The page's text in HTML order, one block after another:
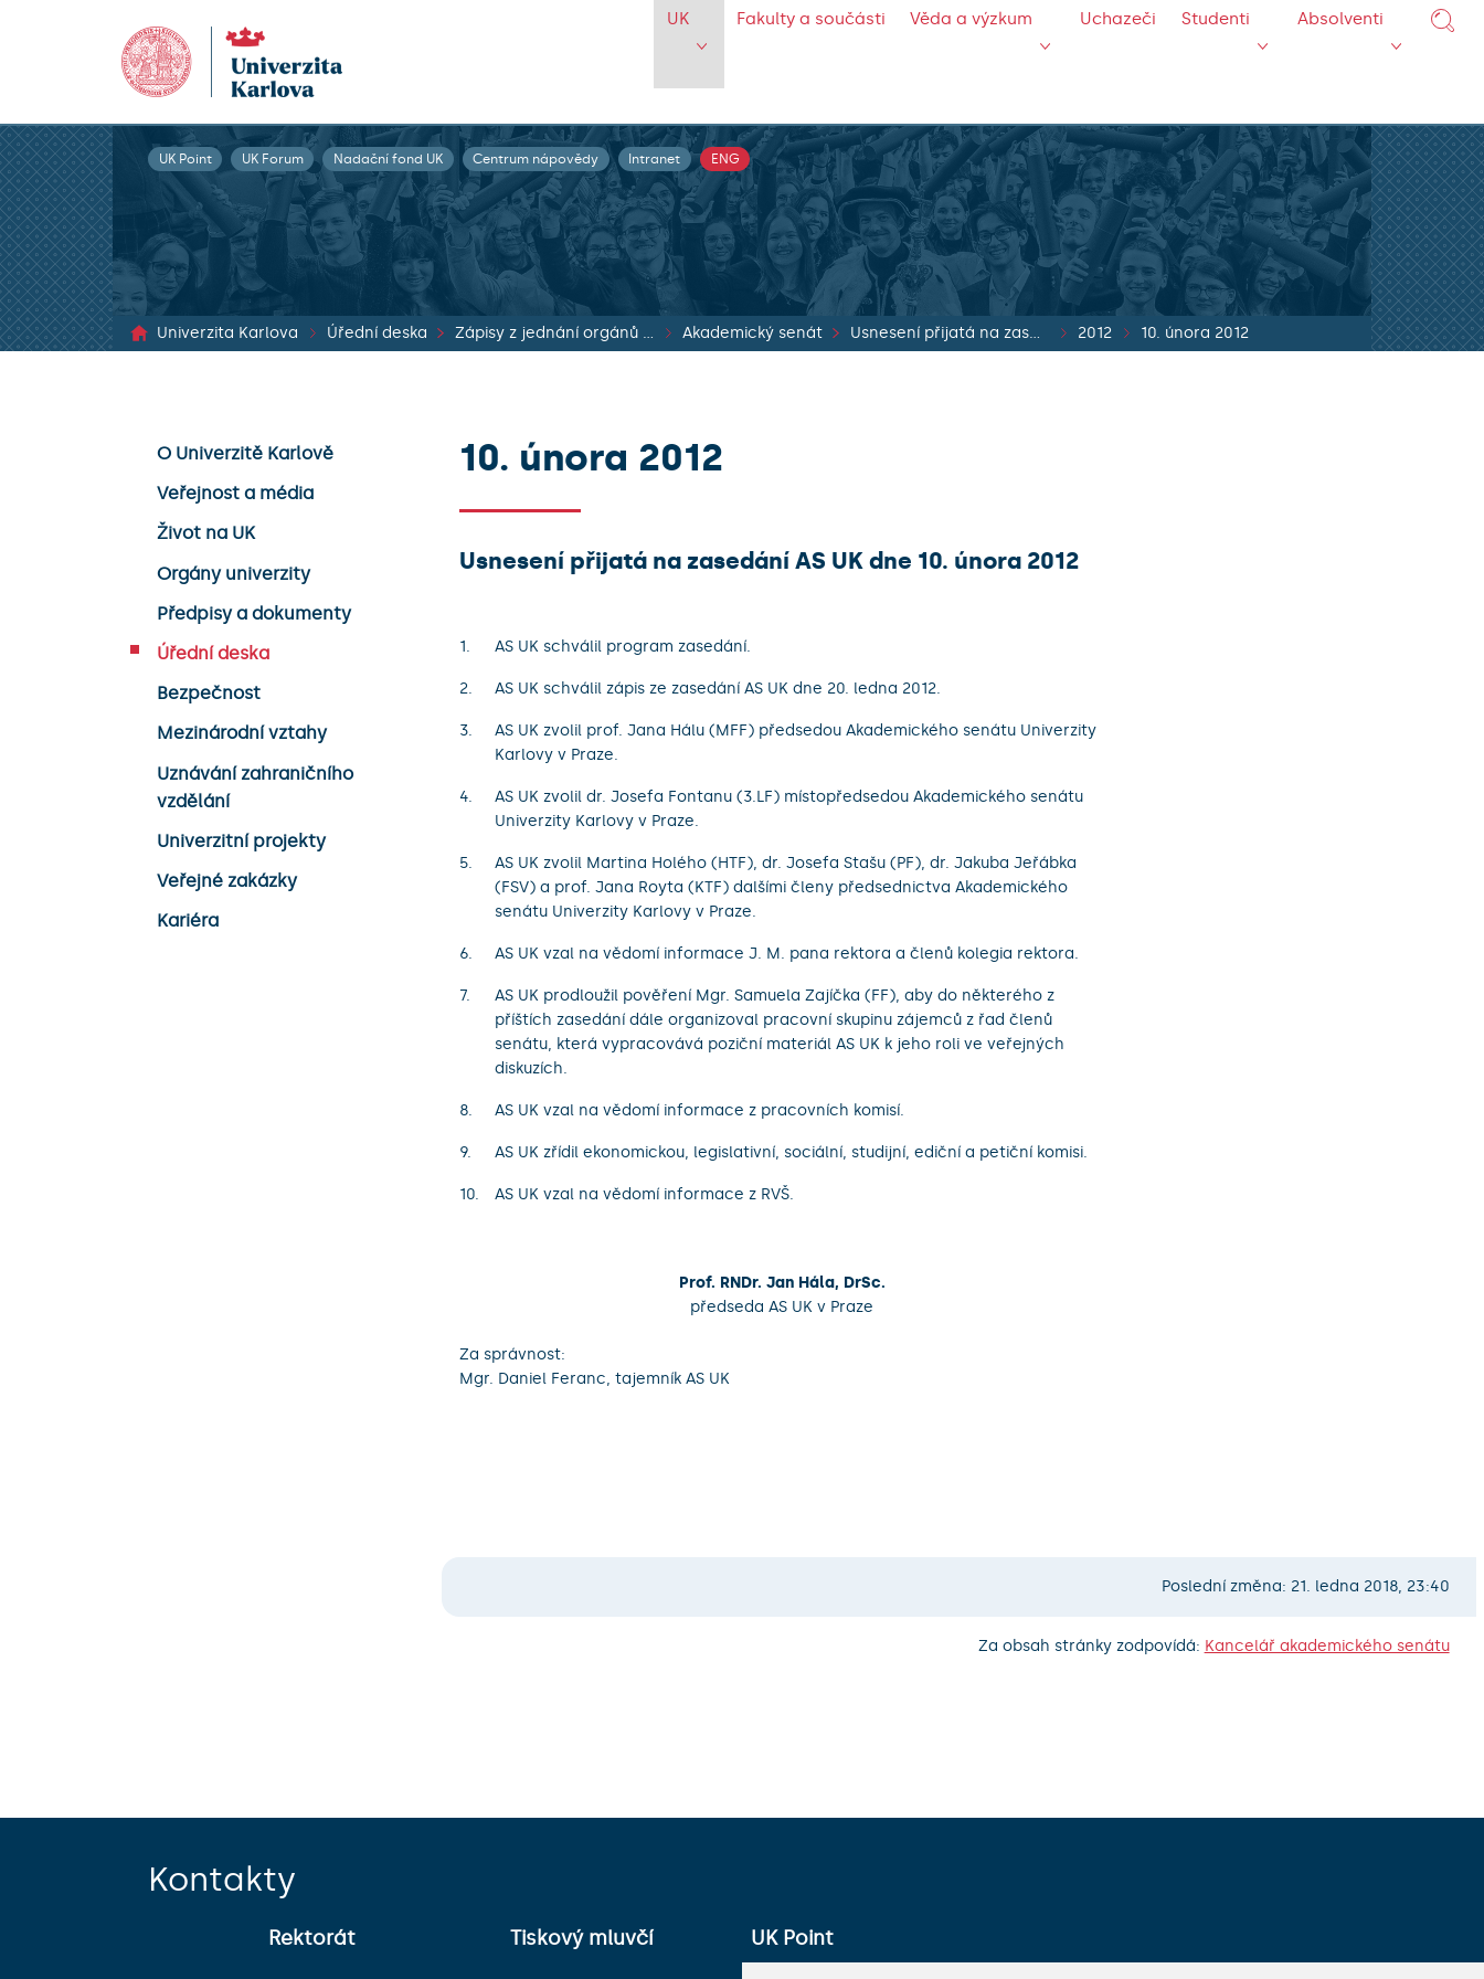
UK Fakulty a součásti Věda a výzkum Uchazeči Studenti Absolventi
UK Point UK Forum Nadační fond UK Centrum nápovědy Intranet ENG
Univerzita Karlova Úřední deska Zápisy z jednání orgánů UK Akademický senát Usnesení přijatá na zasedání AS UK 2012 10. února 2012
O Univerzitě Karlově
Veřejnost a média
Život na UK
Orgány univerzity
Předpisy a dokumenty
Úřední deska
Bezpečnost
Mezinárodní vztahy
Uznávání zahraničního
vzdělání
Univerzitní projekty
Veřejné zakázky
Kariéra
10. února 2012
Usnesení přijatá na zasedání AS UK dne 10. února 2012
AS UK schválil program zasedání.
AS UK schválil zápis ze zasedání AS UK dne 20. ledna 2012.
AS UK zvolil prof. Jana Hálu (MFF) předsedou Akademického senátu Univerzity
Karlovy v Praze.
AS UK zvolil dr. Josefa Fontanu (3.LF) místopředsedou Akademického senátu
Univerzity Karlovy v Praze.
AS UK zvolil Martina Holého (HTF), dr. Josefa Stašu (PF), dr. Jakuba Jeřábka
(FSV) a prof. Jana Royta (KTF) dalšími členy předsednictva Akademického
senátu Univerzity Karlovy v Praze.
AS UK vzal na vědomí informace J. M. pana rektora a členů kolegia rektora.
AS UK prodloužil pověření Mgr. Samuela Zajíčka (FF), aby do některého z
příštích zasedání dále organizoval pracovní skupinu zájemců z řad členů
senátu, která vypracovává poziční materiál AS UK k jeho roli ve veřejných
diskuzích.
AS UK vzal na vědomí informace z pracovních komisí.
AS UK zřídil ekonomickou, legislativní, sociální, studijní, ediční a petiční komisi.
AS UK vzal na vědomí informace z RVŠ.
Prof. RNDr. Jan Hála, DrSc.
předseda AS UK v Praze
Za správnost:
Mgr. Daniel Feranc, tajemník AS UK
Poslední změna: 21. ledna 2018, 23:40
Za obsah stránky zodpovídá: Kancelář akademického senátu
Kontakty
Rektorát Tiskový mluvčí UK Point